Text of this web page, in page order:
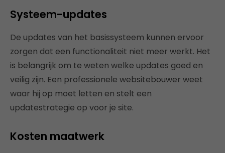
Systeem-updates
De updates van het basissysteem kunnen ervoor
zorgen dat een functionaliteit niet meer werkt. Het
is belangrijk om te weten welke updates goed en
veilig zijn. Een professionele websitebouwer weet
waar hij op moet letten en stelt een
updatestrategie op voor je site.
Kosten maatwerk